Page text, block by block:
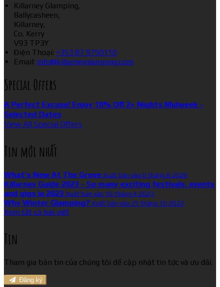
Killarney Glamping,
Ballycasheen,
Killarney,
Co. Kerry
V93 TP3Y
Điện Thoại: +353 87 9750110
Email: info@killarneyglamping.com
Special Offers
A Perfect Excuse! Enjoy 10% Off 2+ Nights Midweek -
Selected Dates
View All Special Offers
Tin mới nhất
What’s New At The Grove Xuất bản vào 6 tháng 8 2026
Killarney Guide 2023 - So many exciting festivals, events
and gigs in 2023 Xuất bản vào 16 tháng 4 2023
Why Winter Glamping? Xuất bản vào 25 tháng 10 2022
Xem tất cả bài viết
Tin
Tham gia bản tin của chúng tôi để cập nhật tin tức và ưu đãi.
Đăng ký